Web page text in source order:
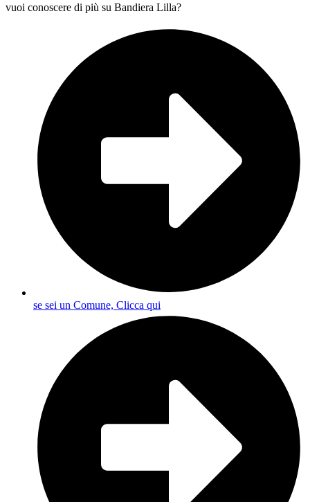
vuoi conoscere di più su Bandiera Lilla?
se sei un Comune, Clicca qui